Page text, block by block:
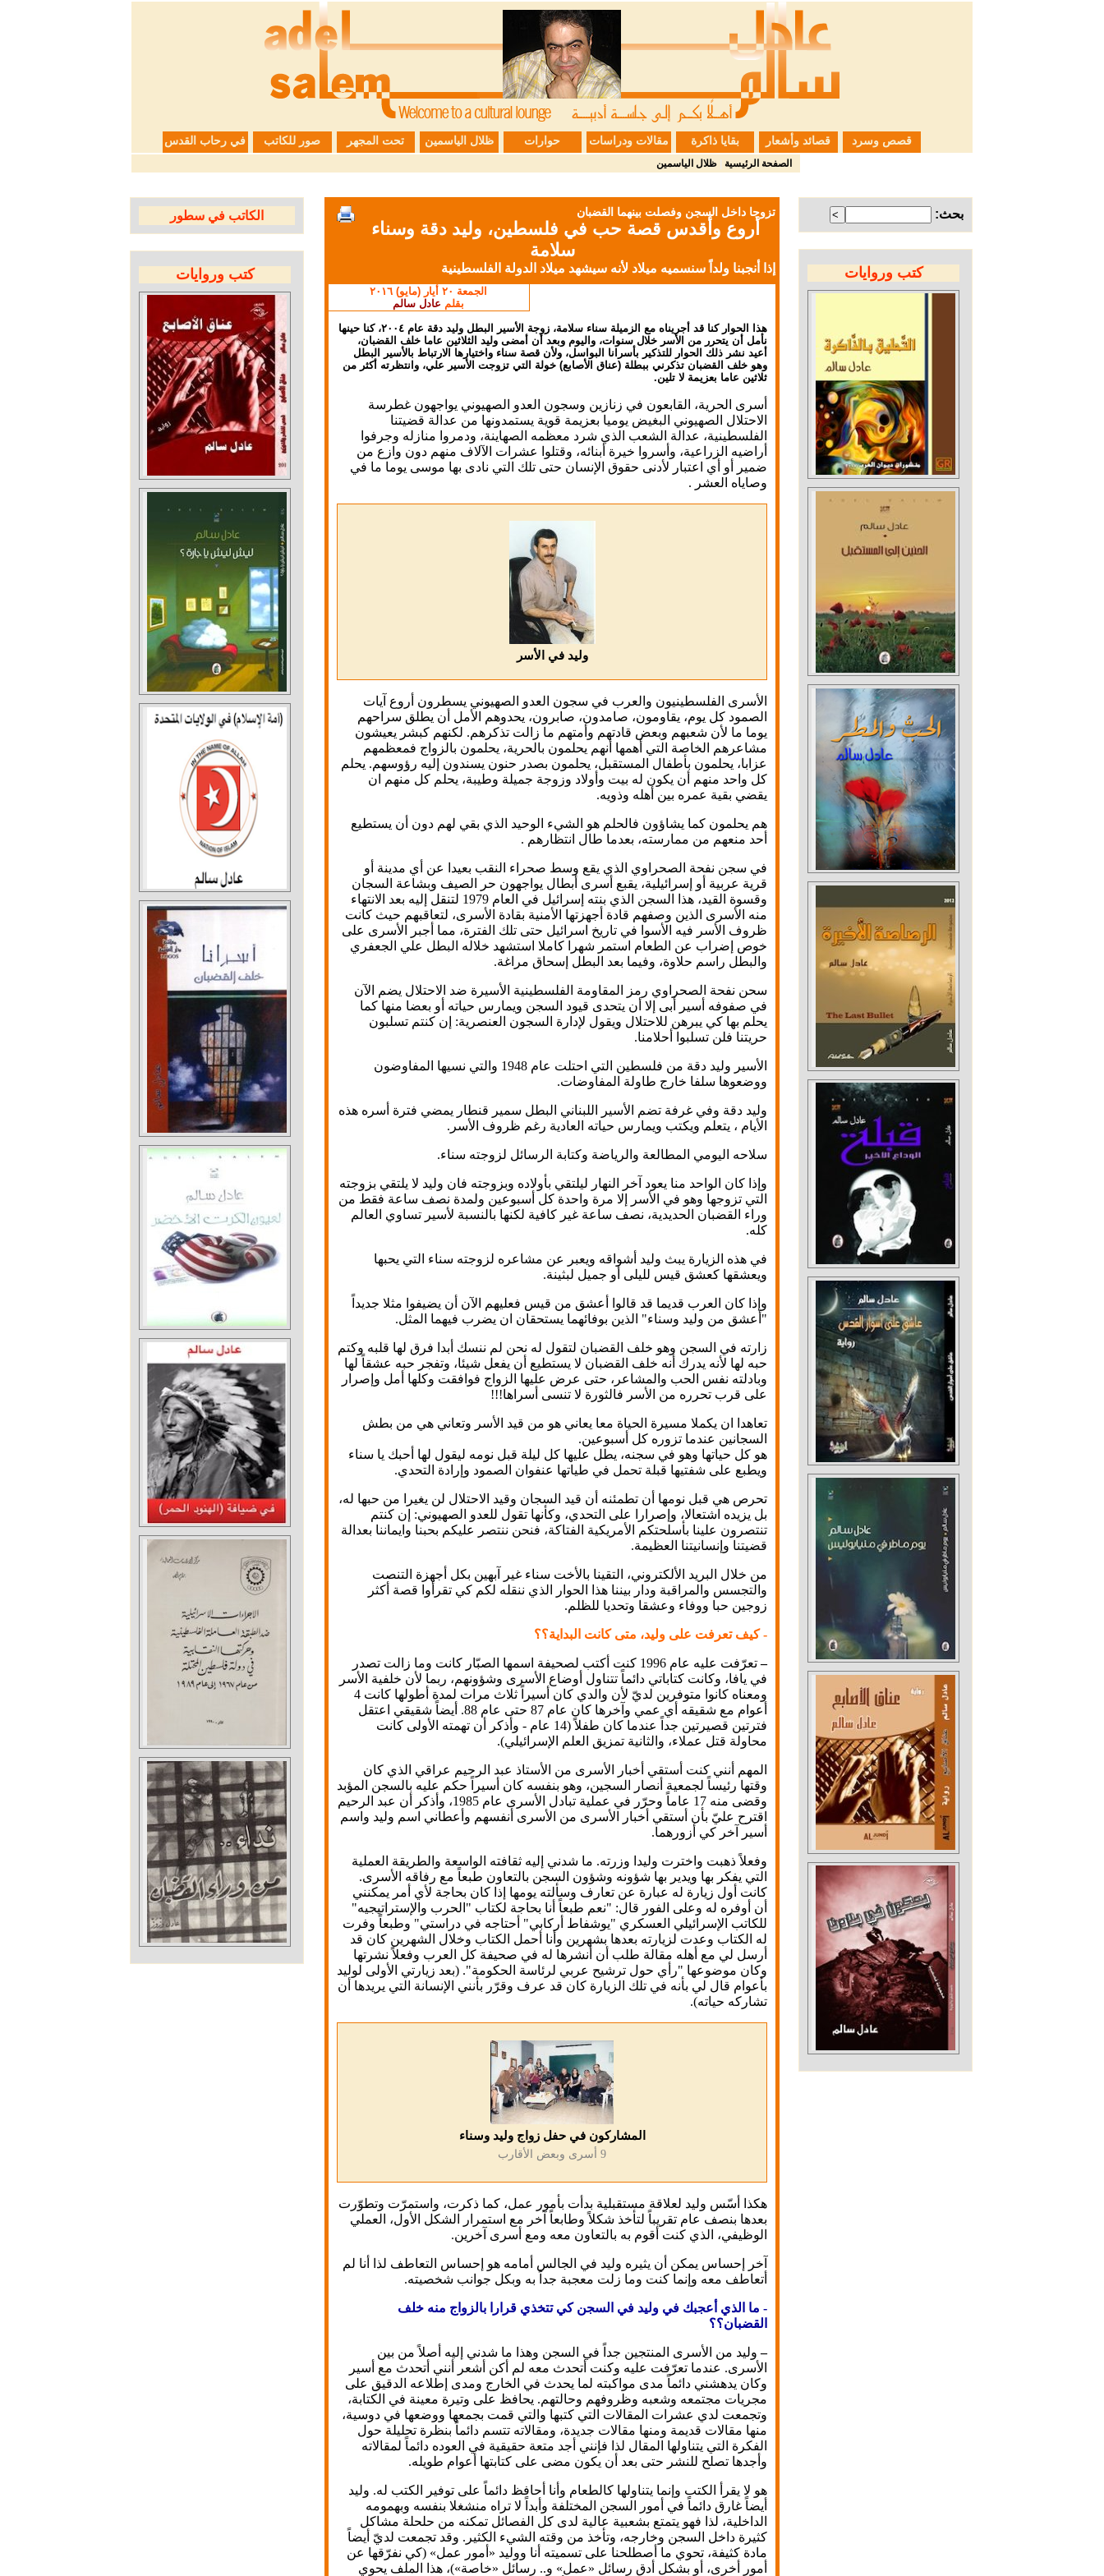
قصص وسرد قصائد وأشعار بقايا ذاكرة مقالات ودراسات حوارات ظلال الياسمين تحت المجهر صور للكاتب في رحاب القدس
الصفحة الرئيسية ظلال الياسمين
بحث:
كتب وروايات
الكاتب في سطور
كتب وروايات
تزوجا داخل السجن وفصلت بينهما القضبان
أروع وأقدس قصة حب في فلسطين، وليد دقة وسناء
سلامة
إذا أنجبنا ولداً سنسميه ميلاد لأنه سيشهد ميلاد الدولة الفلسطينية
الجمعة ٢٠ أيار (مايو) ٢٠١٦
بقلم عادل سالم
هذا الحوار كنا قد أجريناه مع الزميلة سناء سلامة، زوجة الأسير البطل وليد دقة عام ٢٠٠٤، كنا حينها
نأمل أن يتحرر من الأسر خلال سنوات، واليوم وبعد أن أمضى وليد الثلاثين عاما خلف القضبان،
أعيد نشر ذلك الحوار للتذكير بأسرانا البواسل، ولأن قصة سناء واختيارها الارتباط بالأسير البطل
وهو خلف القضبان تذكرني ببطلة (عناق الأصابع) خولة التي تزوجت الأسير علي، وانتظرته أكثر من
ثلاثين عاما بعزيمة لا تلين.
أسرى الحرية، القابعون في زنازين وسجون العدو الصهيوني يواجهون غطرسة
الاحتلال الصهيوني البغيض يوميا بعزيمة قوية يستمدونها من عدالة قضيتنا
الفلسطينية، عدالة الشعب الذي شرد معظمه الصهاينة، ودمروا منازله وجرفوا
أراضيه الزراعية، وأسروا خيرة أبنائه، وقتلوا عشرات الآلاف منهم دون وازع من
ضمير أو أي اعتبار لأدنى حقوق الإنسان حتى تلك التي نادى بها موسى يوما ما في
وصاياه العشر .
وليد في الأسر
الأسرى الفلسطينيون والعرب في سجون العدو الصهيوني يسطرون أروع آيات
الصمود كل يوم، يقاومون، صامدون، صابرون، يحدوهم الأمل أن يطلق سراحهم
يوما ما لأن شعبهم وبعض قادتهم وأمتهم ما زالت تذكرهم. لكنهم كبشر يعيشون
مشاعرهم الخاصة التي أهمها أنهم يحلمون بالحرية، يحلمون بالزواج فمعظمهم
عزابا، يحلمون بأطفال المستقبل، يحلمون بصدر حنون يسندون إليه رؤوسهم. يحلم
كل واحد منهم أن يكون له بيت وأولاد وزوجة جميلة وطيبة، يحلم كل منهم ان
يقضي بقية عمره بين أهله وذويه.
هم يحلمون كما يشاؤون فالحلم هو الشيء الوحيد الذي بقي لهم دون أن يستطيع
أحد منعهم من ممارسته، بعدما طال انتظارهم .
في سجن نفحة الصحراوي الذي يقع وسط صحراء النقب بعيدا عن أي مدينة أو
قرية عربية أو إسرائيلية، يقبع أسرى أبطال يواجهون حر الصيف وبشاعة السجان
وقسوة القيد، هذا السجن الذي بنته إسرائيل في العام 1979 لتنقل إليه بعد الانتهاء
منه الأسرى الذين وصفهم قادة أجهزتها الأمنية بقادة الأسرى، لتعاقبهم حيث كانت
ظروف الأسر فيه الأسوا في تاريخ اسرائيل حتى تلك الفترة، مما أجبر الأسرى على
خوص إضراب عن الطعام استمر شهرا كاملا استشهد خلاله البطل علي الجعفري
والبطل راسم حلاوة، وفيما بعد البطل إسحاق مراغة.
سحن نفحة الصحراوي رمز المقاومة الفلسطينية الأسيرة ضد الاحتلال يضم الآن
في صفوفه أسير أبى إلا أن يتحدى قيود السجن ويمارس حياته أو بعضا منها كما
يحلم بها كي يبرهن للاحتلال ويقول لإدارة السجون العنصرية: إن كنتم تسلبون
حريتنا فلن تسلبوا أحلامنا.
الأسير وليد دقة من فلسطين التي احتلت عام 1948 والتي نسيها المفاوضون
ووضعوها سلفا خارج طاولة المفاوضات.
وليد دقة وفي غرفة تضم الأسير اللبناني البطل سمير قنطار يمضي فترة أسره هذه
الأيام ، يتعلم ويكتب ويمارس حياته العادية رغم ظروف الأسر.
سلاحه اليومي المطالعة والرياضة وكتابة الرسائل لزوجته سناء.
وإذا كان الواحد منا يعود آخر النهار ليلتقي بأولاده وبزوجته فان وليد لا يلتقي بزوجته
التي تزوجها وهو في الأسر إلا مرة واحدة كل أسبوعين ولمدة نصف ساعة فقط من
وراء القضبان الحديدية، نصف ساعة غير كافية لكنها بالنسبة لأسير تساوي العالم
كله.
في هذه الزيارة يبث وليد أشواقه ويعبر عن مشاعره لزوجته سناء التي يحبها
ويعشقها كعشق قيس لليلى أو جميل لبثينة.
وإذا كان العرب قديما قد قالوا أعشق من قيس فعليهم الآن أن يضيفوا مثلا جديداً
"أعشق من وليد وسناء" الذين بوفائهما يستحقان ان يضرب فيهما المثل.
زارته في السجن وهو خلف القضبان لتقول له نحن لم ننسك أبدا فرق لها قلبه وكتم
حبه لها لأنه يدرك أنه خلف القضبان لا يستطيع أن يفعل شيئا، وتفجر حبه عشقاً لها
وبادلته نفس الحب والمشاعر، حتى عرض عليها الزواج فوافقت وكلها أمل وإصرار
على قرب تحرره من الأسر فالثورة لا تنسى أسراها!!!
تعاهدا ان يكملا مسيرة الحياة معا يعاني هو من قيد الأسر وتعاني هي من بطش
السجانين عندما تزوره كل أسبوعين.
هو كل حياتها وهو في سجنه، يطل عليها كل ليلة قبل نومه ليقول لها أحبك يا سناء
ويطبع على شفتيها قبلة تحمل في طياتها عنفوان الصمود وإرادة التحدي.
تحرص هي قبل نومها أن تطمئنه أن قيد السجان وقيد الاحتلال لن يغيرا من حبها له،
بل يزيده اشتعالا، وإصرارا على التحدي، وكأنها تقول للعدو الصهيوني: إن كنتم
تنتصرون علينا بأسلحتكم الأمريكية الفتاكة، فنحن ننتصر عليكم بحبنا وايماننا بعدالة
قضيتنا وإنسانيتنا العظيمة.
من خلال البريد الألكتروني، التقينا بالأخت سناء غير آبهين بكل أجهزة التنصت
والتجسس والمراقبة ودار بيننا هذا الحوار الذي ننقله لكم كي تقرأوا قصة أكثر
زوجين حبا ووفاء وعشقا وتحديا للظلم.
- كيف تعرفت على وليد، متى كانت البداية؟؟
–
تعرّفت عليه عام 1996 كنت أكتب لصحيفة اسمها الصبّار كانت وما زالت تصدر
في يافا، وكانت كتاباتي دائماً تتناول أوضاع الأسرى وشؤونهم، ربما لأن خلفية الأسر
ومعناه كانوا متوفرين لديّ لأن والدي كان أسيراً ثلاث مرات لمدة أطولها كانت 4
أعوام مع شقيقه أي عمي وآخرها كان عام 87 حتى عام 88. أيضاً شقيقي اعتقل
فترتين قصيرتين جداً عندما كان طفلاً (14 عام - وأذكر أن تهمته الأولى كانت
محاولة قتل عملاء، والثانية تمزيق العلم الإسرائيلي).
المهم أنني كنت أستقي أخبار الأسرى من الأستاذ عبد الرحيم عراقي الذي كان
وقتها رئيساً لجمعية أنصار السجين، وهو بنفسه كان أسيراً حكم عليه بالسجن المؤبد
وقضى منه 17 عاماً وحرّر في عملية تبادل الأسرى عام 1985، وأذكر أن عبد الرحيم
اقترح عليّ بأن أستقي أخبار الأسرى من الأسرى أنفسهم وأعطاني اسم وليد واسم
أسير آخر كي أزورهما.
وفعلاً ذهبت واخترت وليدا وزرته. ما شدني إليه ثقافته الواسعة والطريقة العملية
التي يفكر بها ويدير بها شؤونه وشؤون السجن بالتعاون طبعاً مع رفاقه الأسرى.
كانت أول زيارة له عبارة عن تعارف وسألته يومها إذا كان بحاجة لأي أمر يمكنني
أن أوفره له وعلى الفور قال: "نعم طبعاً أنا بحاجة لكتاب "الحرب والإستراتيجيه"
للكاتب الإسرائيلي العسكري "يوشفاط أركابي" أحتاجه في دراستي" وطبعاً وفرت
له الكتاب وعدت لزيارته بعدها بشهرين وأنا أحمل الكتاب وخلال الشهرين كان قد
أرسل لي مع أهله مقالة طلب أن أنشرها له في صحيفة كل العرب وفعلاً نشرتها
وكان موضوعها "رأي حول ترشيح عربي لرئاسة الحكومة". (بعد زيارتي الأولى لوليد
بأعوام قال لي بأنه في تلك الزيارة كان قد عرف وقرّر بأنني الإنسانة التي يريدها أن
تشاركه حياته).
المشاركون في حفل زواج وليد وسناء
9 أسرى وبعض الأقارب
هكذا أسّس وليد لعلاقة مستقبلية بدأت بأمور عمل، كما ذكرت، واستمرّت وتطوّرت
بعدها بنصف عام تقريباً لتأخذ شكلاً وطابعاً آخر مع استمرار الشكل الأول، العملي
الوظيفي، الذي كنت أقوم به بالتعاون معه ومع أسرى آخرين.
آخر إحساس يمكن أن يثيره وليد في الجالس أمامه هو إحساس التعاطف لذا أنا لم
أتعاطف معه وإنما كنت وما زلت معجبة جداً به وبكل جوانب شخصيته.
- ما الذي أعجبك في وليد في السجن كي تتخذي قرارا بالزواج منه خلف
القضبان؟؟
–وليد من الأسرى المنتجين جداً في السجن وهذا ما شدني إليه أصلاً من بين
الأسرى. عندما تعرّفت عليه وكنت أتحدث معه لم أكن أشعر أنني أتحدث مع أسير
وكان يدهشني دائماً مدى مواكبته لما يحدث في الخارج ومدى إطلاعه الدقيق على
مجريات مجتمعه وشعبه وظروفهم وحالتهم. يحافظ على وتيرة معينة في الكتابة،
وتجمعت لدي عشرات المقالات التي كتبها والتي قمت بجمعها ووضعها في دوسية،
منها مقالات قديمة ومنها مقالات جديدة، ومقالاته تتسم دائماً بنظرة تحليلة حول
الفكرة التي يتناولها المقال لذا فإنني أجد متعة حقيقية في العوده دائماً لمقالاته
وأجدها تصلح للنشر حتى بعد أن يكون مضى على كتابتها أعوام طويله.
هو لا يقرأ الكتب وإنما يتناولها كالطعام وأنا أحافظ دائماً على توفير الكتب له. وليد
أيضاً غارق دائماً في أمور السجن المختلفة وأبداً لا تراه منشغلا بنفسه وبهمومه
الداخلية، لذا فهو يتمتع بشعبية عالية لدى كل الفصائل تمكنه من حلحلة مشاكل
كثيرة داخل السجن وخارجه، وتأخذ من وقته الشيء الكثير. وقد تجمعت لديّ أيضاً
مادة كثيفة، تحوي ما أصطلحنا على تسميته أنا ووليد «أمور عمل» (كي نفرّقها عن
أمور أخرى، أو بشكل أدق رسائل «عمل» و.. رسائل «خاصة»)، هذا الملف يحوي